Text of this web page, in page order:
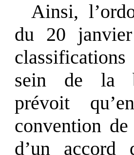
Ainsi,
du 20
sein de la
prévoit
convention
d’un accord